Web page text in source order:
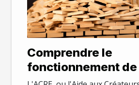
Comprendre le
fonctionnement de
en 2021